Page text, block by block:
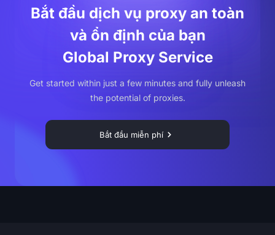
Bắt đầu dịch vụ proxy an toàn
và ổn định của bạn
Global Proxy Service
Get started within just a few minutes and fully unleash
the potential of proxies.
Bắt đầu miễn phí